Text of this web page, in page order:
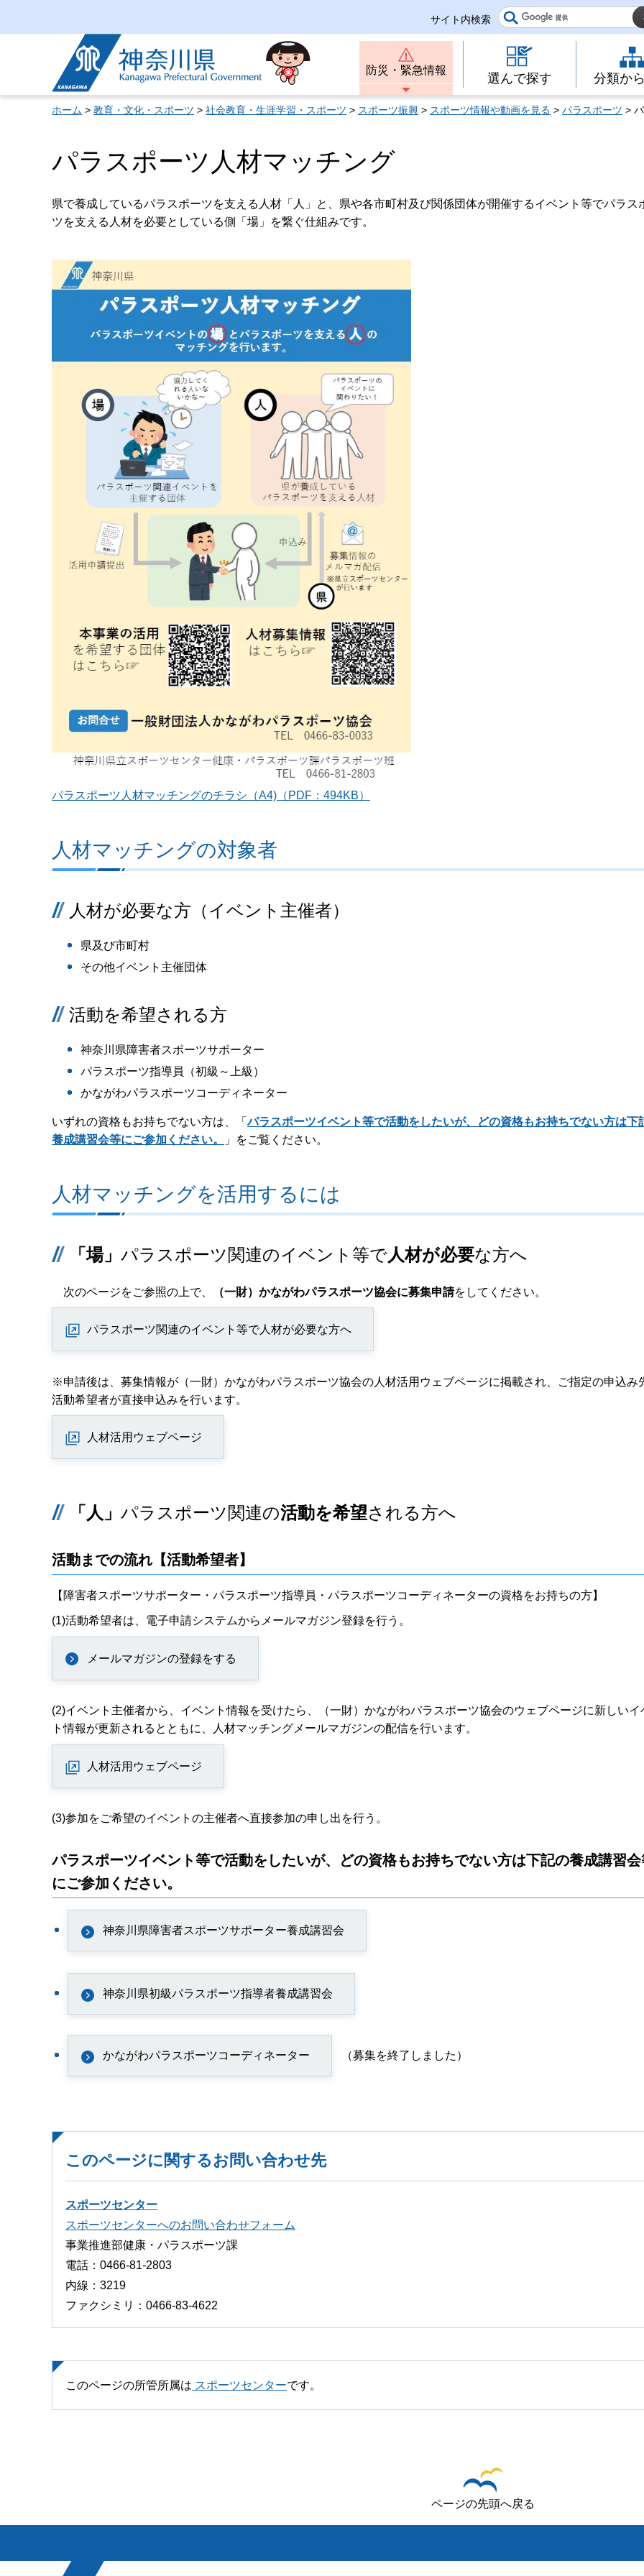
サイト内検索
神奈川県
防災・緊急情報
選んで探す 分類か
ホーム > 教育・文化・スポーツ > 社会教育・生涯学習・スポーツ > スポーツ振興 > スポーツ情報や動画を見る > パラスポーツ >
パラスポーツ人材マッチング
県で養成しているパラスポーツを支える人材「人」と、県や各市町村及び関係団体が開催するイベント等でパラス
ツを支える人材を必要としている側「場」を繋ぐ仕組みです。
パラスポーツ人材マッチングのチラシ（A4)（PDF：494KB）
人材マッチングの対象者
人材が必要な方（イベント主催者）
県及び市町村
その他イベント主催団体
活動を希望される方
神奈川県障害者スポーツサポーター
パラスポーツ指導員（初級～上級）
かながわパラスポーツコーディネーター
いずれの資格もお持ちでない方は、「パラスポーツイベント等で活動をしたいが、どの資格もお持ちでない方は下
養成講習会等にご参加ください。
」をご覧ください。
人材マッチングを活用するには
「場」 パラスポーツ関連のイベント等で人材が必要な方へ
次のページをご参照の上で、 （一財）かながわパラスポーツ協会に募集申請をしてください。
パラスポーツ関連のイベント等で人材が必要な方へ
※申請後は、募集情報が（一財）かながわパラスポーツ協会の人材活用ウェブページに掲載され、ご指定の申込み
活動希望者が直接申込みを行います。
人材活用ウェブページ
「人」 パラスポーツ関連の活動を希望される方へ
活動までの流れ【活動希望者】
【障害者スポーツサポーター・パラスポーツ指導員・パラスポーツコーディネーターの資格をお持ちの方】
(1)活動希望者は、電子申請システムからメールマガジン登録を行う。
メールマガジンの登録をする
(2)イベント主催者から、イベント情報を受けたら、（一財）かながわパラスポーツ協会のウェブページに新しいイ
ト情報が更新されるとともに、人材マッチングメールマガジンの配信を行います。
人材活用ウェブページ
(3)参加をご希望のイベントの主催者へ直接参加の申し出を行う。
パラスポーツイベント等で活動をしたいが、どの資格もお持ちでない方は下記の養成講習会
にご参加ください。
神奈川県障害者スポーツサポーター養成講習会
神奈川県初級パラスポーツ指導者養成講習会
かながわパラスポーツコーディネーター （募集を終了しました）
このページに関するお問い合わせ先
スポーツセンター
スポーツセンターへのお問い合わせフォーム
事業推進部健康・パラスポーツ課
電話：0466-81-2803
内線：3219
ファクシミリ：0466-83-4622
このページの所管所属は スポーツセンターです。
ページの先頭へ戻る